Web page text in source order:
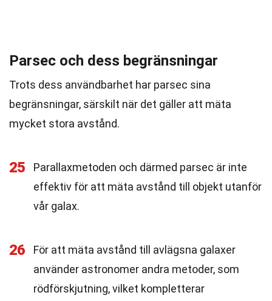
Parsec och dess begränsningar
Trots dess användbarhet har parsec sina
begränsningar, särskilt när det gäller att mäta
mycket stora avstånd.
25
Parallaxmetoden och därmed parsec är inte
effektiv för att mäta avstånd till objekt utanför
vår galax.
26
För att mäta avstånd till avlägsna galaxer
använder astronomer andra metoder, som
rödförskjutning, vilket kompletterar